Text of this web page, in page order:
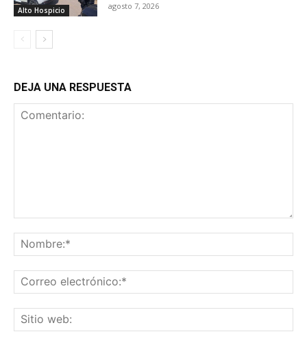
Alto Hospicio agosto 7, 2026
DEJA UNA RESPUESTA